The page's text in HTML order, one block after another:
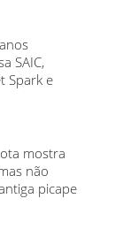
SAIC,
Spark e
mostra
não
picape